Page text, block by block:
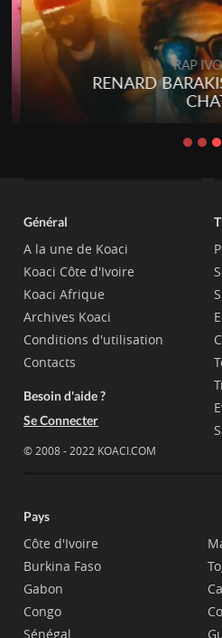
RAP
RENARD
CHAT
Général
A la une de Koaci
Koaci Côte d'Ivoire
Koaci Afrique
Archives Koaci
Conditions d'utilisation
Contacts
Besoin d'aide ?
Se Connecter
© 2008 - 2022 KOACI.COM
Pays
Côte d'Ivoire
Burkina Faso
Gabon
Congo
Sénégal